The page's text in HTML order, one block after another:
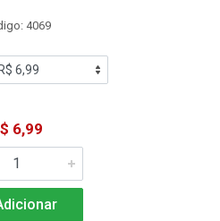
4069
6,99